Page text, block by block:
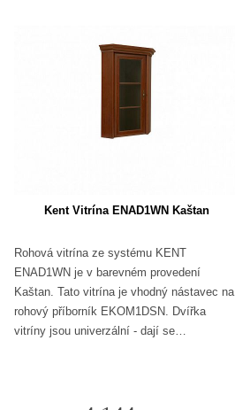
Kent Vitrína ENAD1WN Kaštan
Rohová vitrína ze systému KENT
ENAD1WN je v barevném provedení
Kaštan. Tato vitrína je vhodný nástavec na
rohový příborník EKOM1DSN. Dvířka
vitríny jsou univerzální - dají se…